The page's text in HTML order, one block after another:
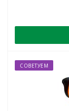
СОВЕТУЕМ